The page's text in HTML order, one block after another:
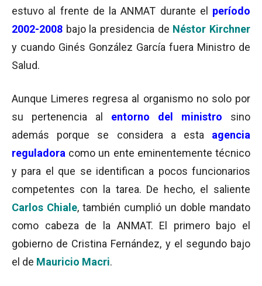
estuvo al frente de la ANMAT durante el período
2002-2008 bajo la presidencia de Néstor Kirchner
y cuando Ginés González García fuera Ministro de
Salud.
Aunque Limeres regresa al organismo no solo por
su pertenencia al entorno del ministro sino
además porque se considera a esta agencia
reguladora como un ente eminentemente técnico
y para el que se identifican a pocos funcionarios
competentes con la tarea. De hecho, el saliente
Carlos Chiale, también cumplió un doble mandato
como cabeza de la ANMAT. El primero bajo el
gobierno de Cristina Fernández, y el segundo bajo
el de Mauricio Macri.